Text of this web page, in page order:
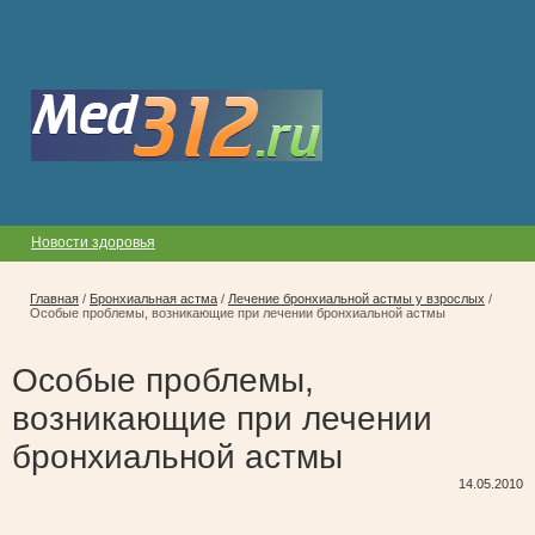
Новости здоровья
Главная / Бронхиальная астма / Лечение бронхиальной астмы у взрослых /
Особые проблемы, возникающие при лечении бронхиальной астмы
Особые проблемы,
возникающие при лечении
бронхиальной астмы
14.05.2010